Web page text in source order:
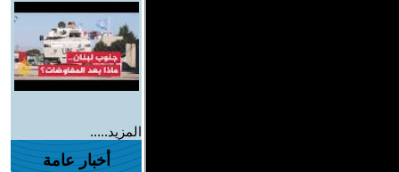
المزيد.....
أخبار عامة